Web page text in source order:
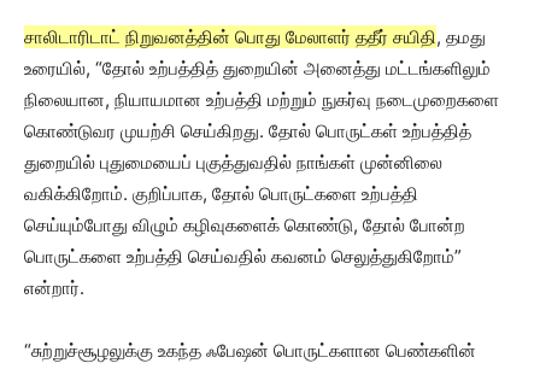
சாலிடாரிடாட் நிறுவனத்தின் பொது மேலாளர் ததீர் சயிதி, தமது
உரையில், “தோல் உற்பத்தித் துறையின் அனைத்து மட்டங்களிலும்
நிலையான, நியாயமான உற்பத்தி மற்றும் நுகர்வு நடைமுறைகளை
கொண்டுவர முயற்சி செய்கிறது. தோல் பொருட்கள் உற்பத்தித்
துறையில் புதுமையைப் புகுத்துவதில் நாங்கள் முன்னிலை
வகிக்கிறோம். குறிப்பாக, தோல் பொருட்களை உற்பத்தி
செய்யும்போது விழும் கழிவுகளைக் கொண்டு, தோல் போன்ற
பொருட்களை உற்பத்தி செய்வதில் கவனம் செலுத்துகிறோம்”
என்றார்.
“சுற்றுச்சூழலுக்கு உகந்த ஃபேஷன் பொருட்களான பெண்களின்